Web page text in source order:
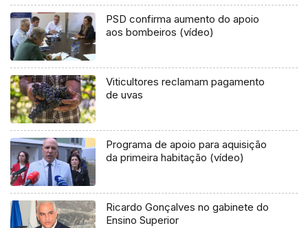
PSD confirma aumento do apoio
aos bombeiros (vídeo)
Viticultores reclamam pagamento
de uvas
Programa de apoio para aquisição
da primeira habitação (vídeo)
Ricardo Gonçalves no gabinete do
Ensino Superior